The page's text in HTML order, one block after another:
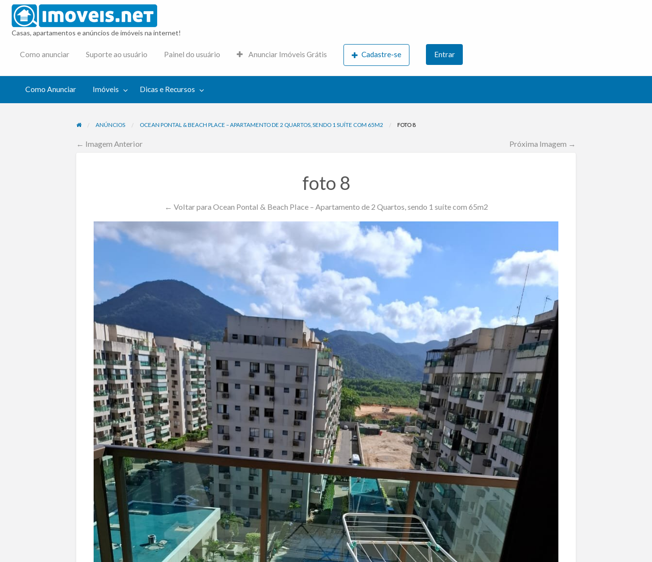
Casas, apartamentos e anúncios de imóveis na internet!
Como anunciar Suporte ao usuário Painel do usuário Anunciar Imóveis Grátis Cadastre-se Entrar
Como Anunciar Imóveis Dicas e Recursos
ANÚNCIOS OCEAN PONTAL & BEACH PLACE – APARTAMENTO DE 2 QUARTOS, SENDO 1 SUÍTE COM 65M2 FOTO 8
← Imagem Anterior Próxima Imagem →
foto 8
← Voltar para Ocean Pontal & Beach Place – Apartamento de 2 Quartos, sendo 1 suíte com 65m2